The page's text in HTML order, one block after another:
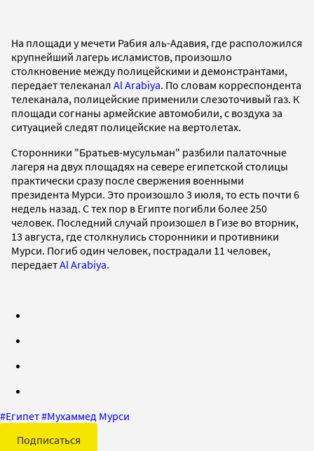
На площади у мечети Рабия аль-Адавия, где расположился
крупнейший лагерь исламистов, произошло
столкновение между полицейскими и демонстрантами,
передает телеканал Al Arabiya. По словам корреспондента
телеканала, полицейские применили слезоточивый газ. К
площади согнаны армейские автомобили, с воздуха за
ситуацией следят полицейские на вертолетах.
Сторонники "Братьев-мусульман" разбили палаточные
лагеря на двух площадях на севере египетской столицы
практически сразу после свержения военными
президента Мурси. Это произошло 3 июля, то есть почти 6
недель назад. С тех пор в Египте погибли более 250
человек. Последний случай произошел в Гизе во вторник,
13 августа, где столкнулись сторонники и противники
Мурси. Погиб один человек, пострадали 11 человек,
передаетAl Arabiya.
#Египет#Мухаммед Мурси
Подписаться